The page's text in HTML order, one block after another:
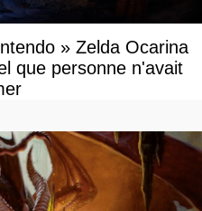
» Zelda Ocarina
que personne n'avait